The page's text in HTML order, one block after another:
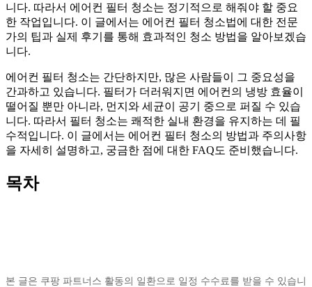
니다. 따라서 에어컨 필터 청소는 정기적으로 해줘야 할 중요
한 작업입니다. 이 글에서는 에어컨 필터 청소법에 대한 전문
가의 팁과 실제 후기를 통해 효과적인 청소 방법을 알아보겠습
니다.
에어컨 필터 청소는 간단하지만, 많은 사람들이 그 중요성을
간과하고 있습니다. 필터가 더러워지면 에어컨의 냉방 효율이
떨어질 뿐만 아니라, 먼지와 세균이 공기 중으로 퍼질 수 있습
니다. 따라서 필터 청소는 쾌적한 실내 환경을 유지하는 데 필
수적입니다. 이 글에서는 에어컨 필터 청소의 방법과 주의사항
을 자세히 설명하고, 궁금한 점에 대한 FAQ도 준비했습니다.
목차
본 글은 쿠팡 파트너스 활동의 일환으로 일정 수수료를 받을 수 있습니